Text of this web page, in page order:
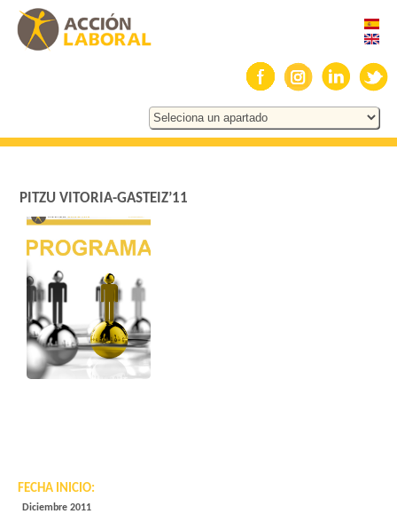
PITZU VITORIA-GASTEIZ’11
FECHA INICIO:
Diciembre 2011